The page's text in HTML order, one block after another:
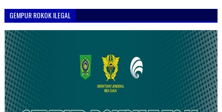
GEMPUR ROKOK ILEGAL